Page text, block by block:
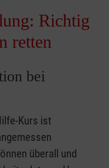
Richtig
retten
bei
Kurs ist
überall und